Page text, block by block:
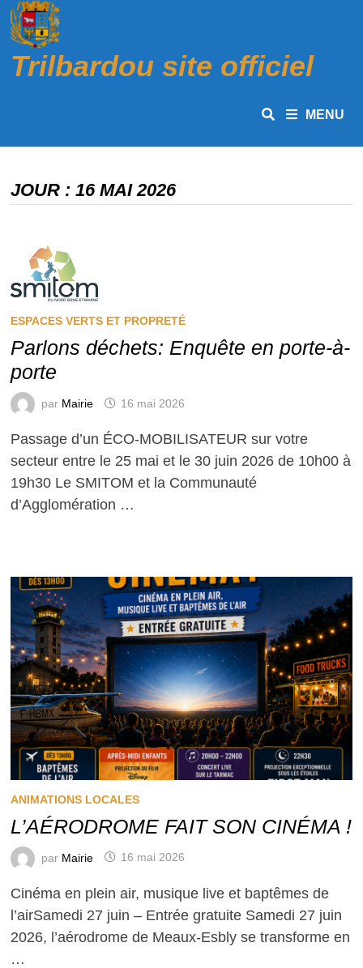
Passer
au
contenu
Trilbardou site officiel
MENU
JOUR :16 MAI 2026
ESPACES VERTS ET PROPRETÉ
Parlons déchets: Enquête en porte-à-
porte
par Mairie 16 mai 2026
Passage d’un ÉCO-MOBILISATEUR sur votre
secteur entre le 25 mai et le 30 juin 2026 de 10h00 à
19h30 Le SMITOM et la Communauté
d’Agglomération …
ANIMATIONS LOCALES
L’AÉRODROME FAIT SON CINÉMA !
par Mairie 16 mai 2026
Cinéma en plein air, musique live et baptêmes de
l’airSamedi 27 juin – Entrée gratuite Samedi 27 juin
2026, l’aérodrome de Meaux-Esbly se transforme en
…